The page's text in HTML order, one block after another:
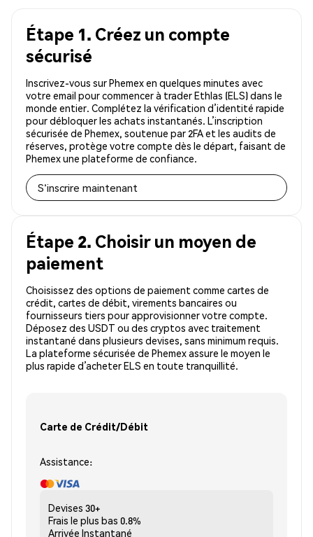
Étape 1. Créez un compte
sécurisé
Inscrivez-vous sur Phemex en quelques minutes avec
votre email pour commencer à trader Ethlas (ELS) dans le
monde entier. Complétez la vérification d’identité rapide
pour débloquer les achats instantanés. L’inscription
sécurisée de Phemex, soutenue par 2FA et les audits de
réserves, protège votre compte dès le départ, faisant de
Phemex une plateforme de confiance.
S'inscrire maintenant
Étape 2. Choisir un moyen de
paiement
Choisissez des options de paiement comme cartes de
crédit, cartes de débit, virements bancaires ou
fournisseurs tiers pour approvisionner votre compte.
Déposez des USDT ou des cryptos avec traitement
instantané dans plusieurs devises, sans minimum requis.
La plateforme sécurisée de Phemex assure le moyen le
plus rapide d’acheter ELS en toute tranquillité.
Carte de Crédit/Débit
Assistance:
Devises 30+
Frais le plus bas 0.8%
Arrivée Instantané